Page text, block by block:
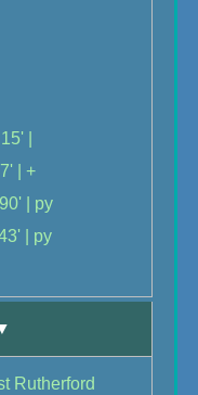
|
| +
| py
| py
Rutherford